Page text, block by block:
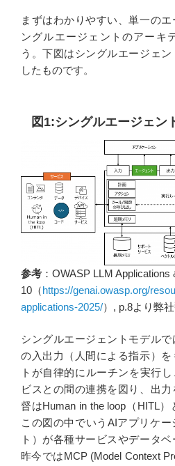
まずはわかりやすい、単一の
ングルエージェントのアーキ
う。下図はシングルエージェ
したものです。
図1:シングルエージェン
参考 ：OWASP LLM Applications
10（https://genai.owasp.org/
applications-2025/）, p.8より弊
シングルエージェントモデル
の入出力（人間による指示）
トが自律的にルーチンを実行
ビスとの間の連携を図り、出
督はHuman in the loop（HITL）
この図の中でいうAIアプリケ
ト）が各種サービスやデータベ
昨今ではMCP (Model Context